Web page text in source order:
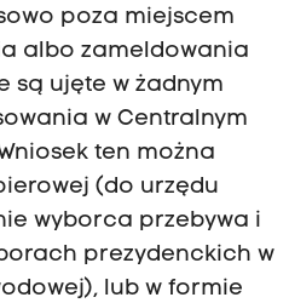
poza miejscem
albo zameldowania
są ujęte w żadnym
w Centralnym
ten można
(do urzędu
wyborca przebywa i
prezydenckich w
lub w formie